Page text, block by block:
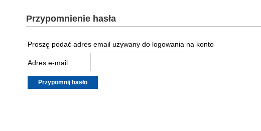
Przypomnienie hasła
Proszę podać adres email używany do logowania na konto
Adres e-mail: